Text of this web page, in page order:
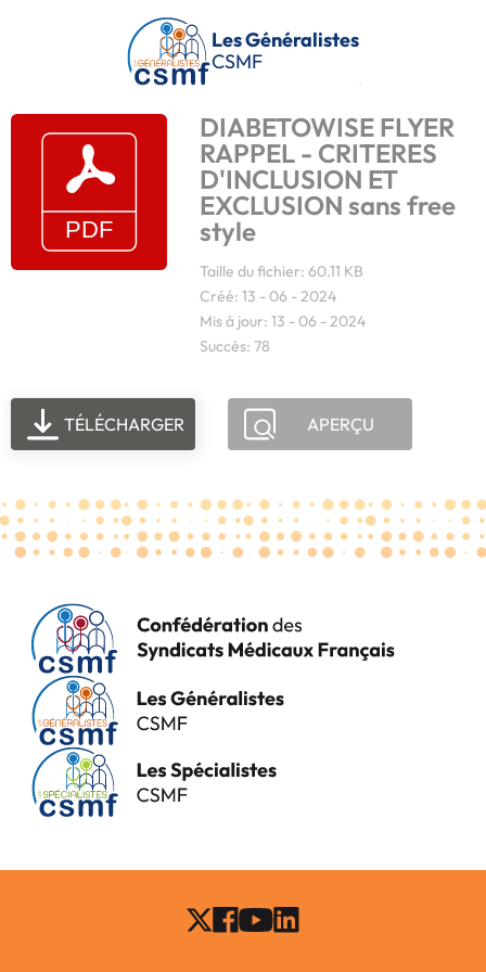
Passer au contenu principal
Les Généralistes
CSMF
DIABETOWISE FLYER
RAPPEL - CRITERES
D'INCLUSION ET
EXCLUSION sans free
style
Taille du fichier: 60.11 KB
Créé: 13 - 06 - 2024
Mis à jour: 13 - 06 - 2024
Succès: 78
TÉLÉCHARGER APERÇU